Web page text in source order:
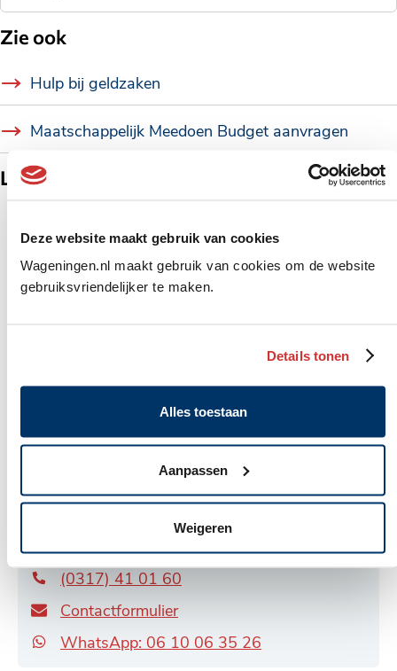
Deze website maakt gebruik van cookies
Wageningen.nl maakt gebruik van cookies om de website
gebruiksvriendelijker te maken.
Details tonen
Alles toestaan
Aanpassen
Weigeren
Zie ook
Hulp bij geldzaken
Maatschappelijk Meedoen Budget aanvragen
Locaties
Voor al uw vragen over wonen, werk, zorg,
Rooseveltweg 408A , Wageningen
Postbus 1, 6700 AA Wageningen
(0317) 41 01 60
Contactformulier
WhatsApp: 06 10 06 35 26